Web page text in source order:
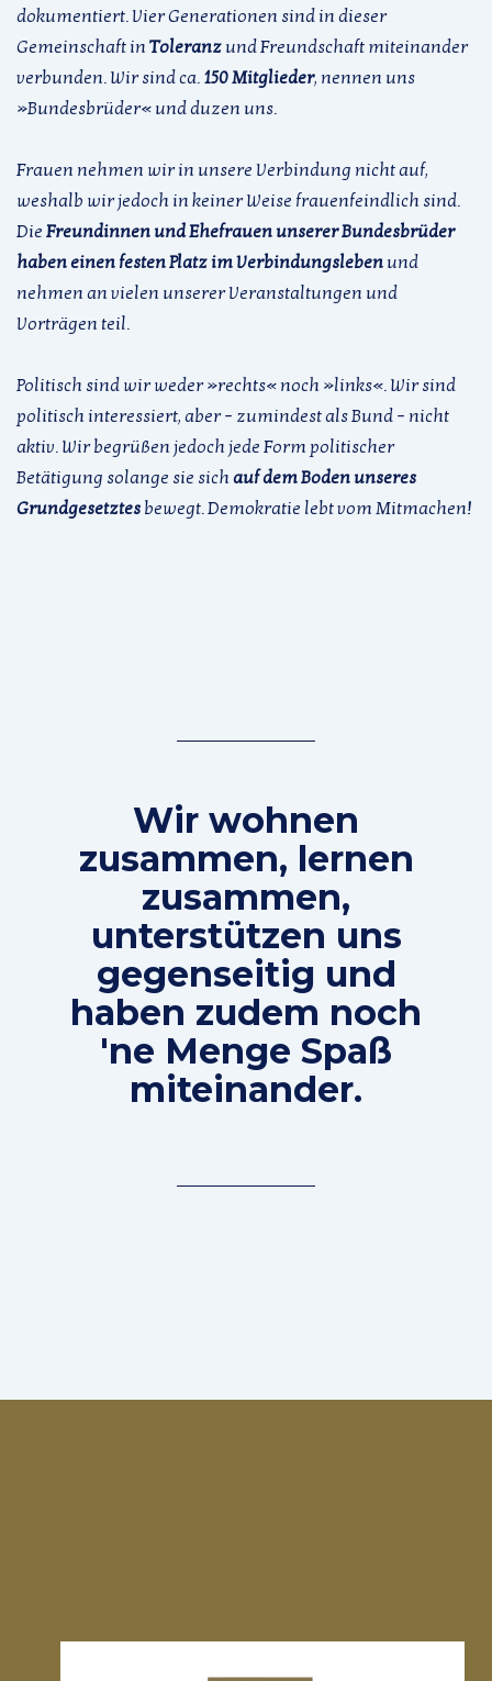
dokumentiert. Vier Generationen sind in dieser
Gemeinschaft in Toleranz und Freundschaft miteinander
verbunden. Wir sind ca. 150 Mitglieder, nennen uns
»Bundesbrüder« und duzen uns.
Frauen nehmen wir in unsere Verbindung nicht auf,
weshalb wir jedoch in keiner Weise frauenfeindlich sind.
Die Freundinnen und Ehefrauen unserer Bundesbrüder
haben einen festen Platz im Verbindungsleben und
nehmen an vielen unserer Veranstaltungen und
Vorträgen teil.
Politisch sind wir weder »rechts« noch »links«. Wir sind
politisch interessiert, aber – zumindest als Bund – nicht
aktiv. Wir begrüßen jedoch jede Form politischer
Betätigung solange sie sich auf dem Boden unseres
Grundgesetztes bewegt. Demokratie lebt vom Mitmachen!
Wir wohnen
zusammen, lernen
zusammen,
unterstützen uns
gegenseitig und
haben zudem noch
'ne Menge Spaß
miteinander.